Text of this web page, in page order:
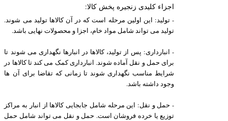
اجزاء کلیدی زنجیره پخش کالا:
- تولید: این اولین مرحله است که در آن کالاها تولید می شوند.
تولید می تواند شامل مواد خام، اجزا و محصولات نهایی باشد.
- انبارداری: پس از تولید، کالاها در انبارها نگهداری می شوند تا
برای حمل و نقل آماده شوند. انبارداری کمک می کند تا کالاها در
شرایط مناسب نگهداری شوند تا زمانی که تقاضا برای آن ها
وجود داشته باشد.
- حمل و نقل: این مرحله شامل جابجایی کالاها از انبار به مراکز
توزیع یا خرده فروشان است. حمل و نقل می تواند شامل حمل